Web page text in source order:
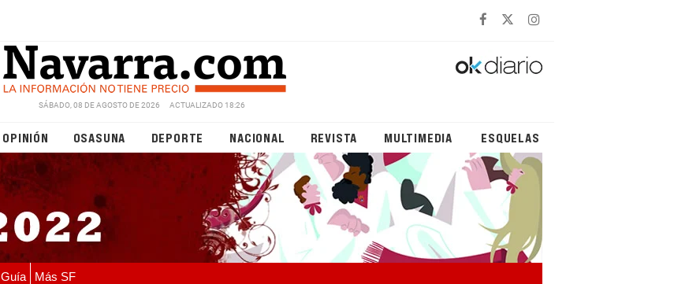
SÁBADO, 08 DE AGOSTO DE 2026 ACTUALIZADO 18:26
OPINIÓN OSASUNA DEPORTE NACIONAL REVISTA MULTIMEDIA ESQUELAS
Guía Más SF